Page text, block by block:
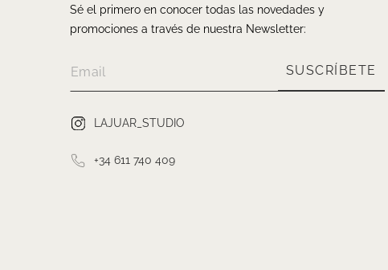
Sé el primero en conocer todas las novedades y
promociones a través de nuestra Newsletter:
SUSCRÍBETE
LAJUAR_STUDIO
+34 611 740 409